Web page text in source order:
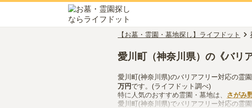
【お墓・霊園・墓地探し】ライフドット
愛川町（神奈川県）の《バリ
愛川町(神奈川県)のバリアフリー対応の霊
万円です。(ライフドット調べ)
特に人気のおすすめ霊園・墓地は、 さがみ
愛川町(神奈川県)でバリアフリー対応の霊